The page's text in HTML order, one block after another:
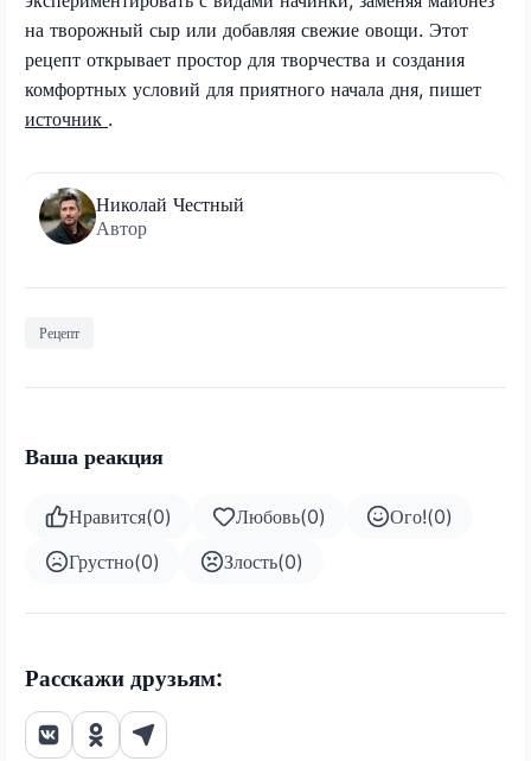
на творожный сыр или добавляя свежие овощи. Этот
рецепт открывает простор для творчества и создания
комфортных условий для приятного начала дня, пишет
источник .
Николай Честный
Автор
Рецепт
Ваша реакция
Нравится(0) Любовь(0) Ого!(0)
Грустно(0) Злость(0)
Расскажи друзьям: